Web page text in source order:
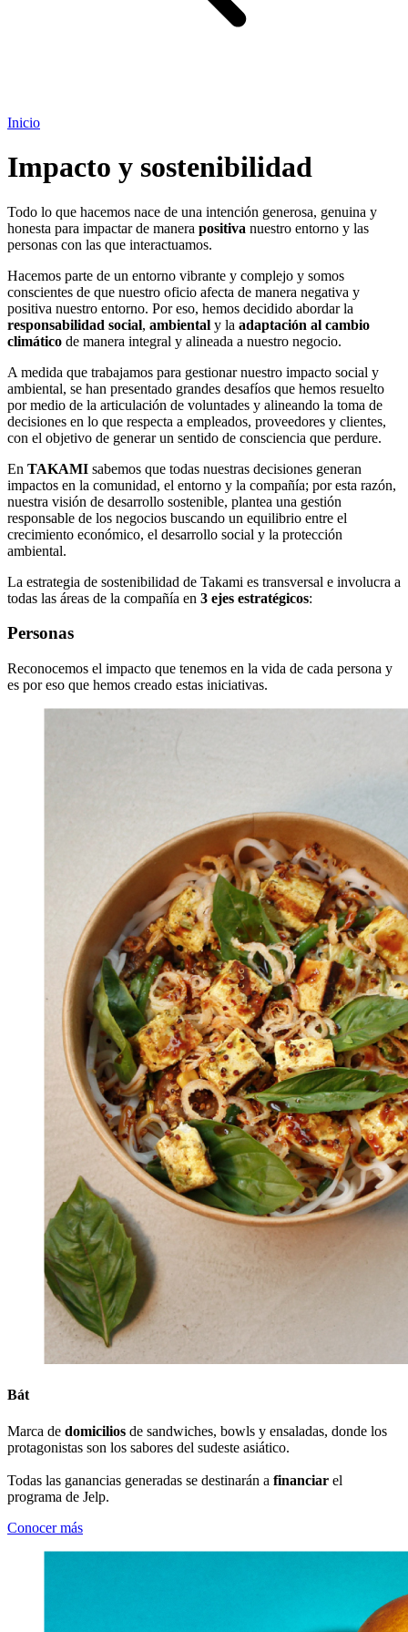
Inicio
Impacto y sostenibilidad
Todo lo que hacemos nace de una intención generosa, genuina y
honesta para impactar de manera positiva nuestro entorno y las
personas con las que interactuamos.
Hacemos parte de un entorno vibrante y complejo y somos
conscientes de que nuestro oficio afecta de manera negativa y
positiva nuestro entorno. Por eso, hemos decidido abordar la
responsabilidad social, ambiental y la adaptación al cambio
climático de manera integral y alineada a nuestro negocio.
A medida que trabajamos para gestionar nuestro impacto social y
ambiental, se han presentado grandes desafíos que hemos resuelto
por medio de la articulación de voluntades y alineando la toma de
decisiones en lo que respecta a empleados, proveedores y clientes,
con el objetivo de generar un sentido de consciencia que perdure.
En TAKAMI sabemos que todas nuestras decisiones generan
impactos en la comunidad, el entorno y la compañía; por esta razón,
nuestra visión de desarrollo sostenible, plantea una gestión
responsable de los negocios buscando un equilibrio entre el
crecimiento económico, el desarrollo social y la protección
ambiental.
La estrategia de sostenibilidad de Takami es transversal e involucra a
todas las áreas de la compañía en 3 ejes estratégicos:
Personas
Reconocemos el impacto que tenemos en la vida de cada persona y
es por eso que hemos creado estas iniciativas.
Bát
Marca de domicilios de sandwiches, bowls y ensaladas, donde los
protagonistas son los sabores del sudeste asiático.
Todas las ganancias generadas se destinarán a financiar el
programa de Jelp.
Conocer más